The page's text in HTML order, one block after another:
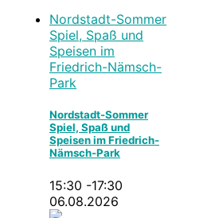
Nordstadt-Sommer
Spiel, Spaß und
Speisen im
Friedrich-Nämsch-
Park
Nordstadt-Sommer
Spiel, Spaß und
Speisen im Friedrich-
Nämsch-Park
15:30 -17:30
06.08.2026